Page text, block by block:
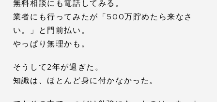
無料相談にも電話してみる。
業者にも行ってみたが「500万貯めたら来なさ
い。」と門前払い。
やっぱり無理かも。
そうして2年が過ぎた。
知識は、ほとんど身に付かなかった。